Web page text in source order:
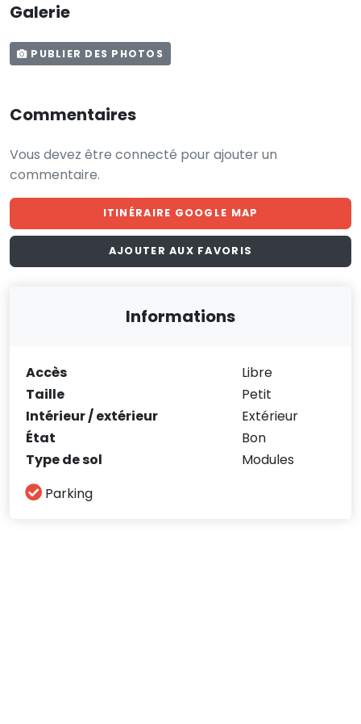
Galerie
PUBLIER DES PHOTOS
Commentaires
Vous devez être connecté pour ajouter un
commentaire.
ITINÉRAIRE GOOGLE MAP
AJOUTER AUX FAVORIS
Informations
Accès
Libre
Taille
Petit
Intérieur / extérieur
Extérieur
État
Bon
Type de sol
Modules
Parking